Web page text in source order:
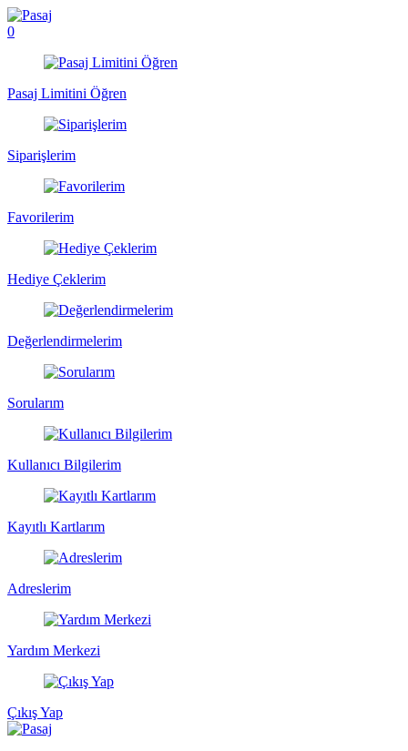
0
Pasaj Limitini Öğren
Siparişlerim
Favorilerim
Hediye Çeklerim
Değerlendirmelerim
Sorularım
Kullanıcı Bilgilerim
Kayıtlı Kartlarım
Adreslerim
Yardım Merkezi
Çıkış Yap